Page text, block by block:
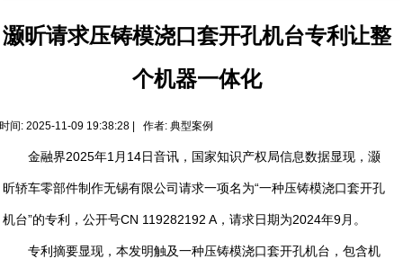
灏昕请求压铸模浇口套开孔机台专利让整
个机器一体化
时间: 2025-11-09 19:38:28 | 作者: 典型案例
金融界2025年1月14日音讯，国家知识产权局信息数据显现，灏
昕轿车零部件制作无锡有限公司请求一项名为“一种压铸模浇口套开孔
机台”的专利，公开号CN 119282192 A，请求日期为2024年9月。
专利摘要显现，本发明触及一种压铸模浇口套开孔机台，包含机